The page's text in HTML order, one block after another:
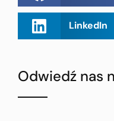
LinkedIn
Odwiedź nas